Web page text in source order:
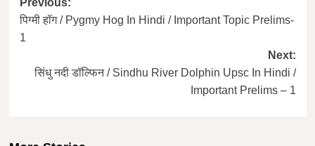
Post
navigation
Previous:
पिग्मी हॉग / Pygmy Hog In Hindi / Important Topic Prelims-
1
Next:
सिंधु नदी डॉल्फिन / Sindhu River Dolphin Upsc In Hindi /
Important Prelims – 1